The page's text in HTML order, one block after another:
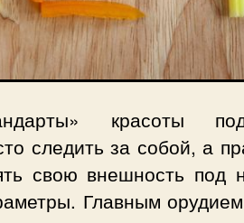
красоты
следить за собой, а
свою внешность под
Главным